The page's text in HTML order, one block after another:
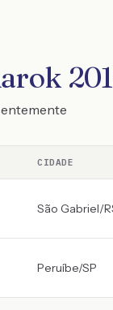
CIDADE
São Gabriel/
Peruíbe/SP